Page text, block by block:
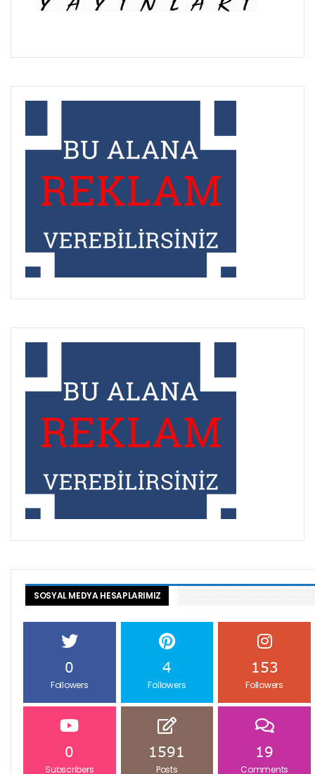
SOSYAL MEDYA HESAPLARIMIZ
0
Followers
4
Followers
153
Followers
0
Subscribers
1591
Posts
19
Comments